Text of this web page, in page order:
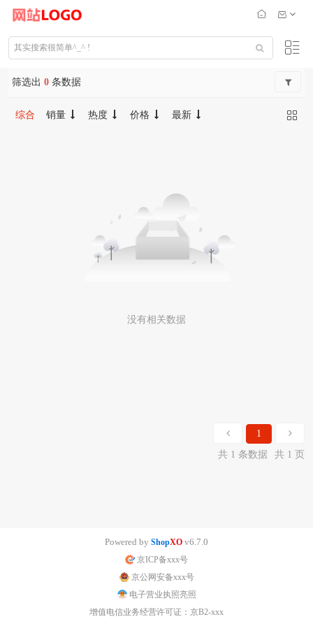
筛选出 0 条数据
综合 销量 热度 价格 最新
没有相关数据
1
共 1 条数据
共 1 页
Powered by ShopXO v6.7.0
京ICP备xxx号
京公网安备xxx号
电子营业执照亮照
增值电信业务经营许可证：京B2-xxx